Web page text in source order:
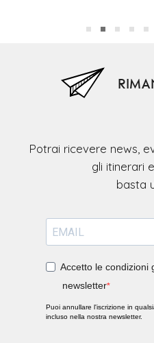
Potrai ricevere news,
gli itinerari
Accetto le condizioni
newsletter
Puoi annullare l'iscrizione in
incluso nella nostra newsletter.